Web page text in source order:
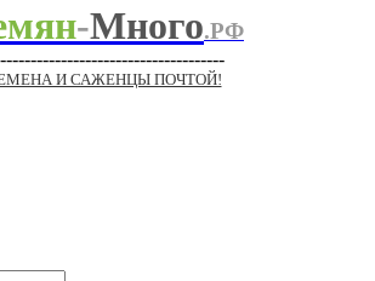
-Много.РФ
И САЖЕНЦЫ ПОЧТОЙ!